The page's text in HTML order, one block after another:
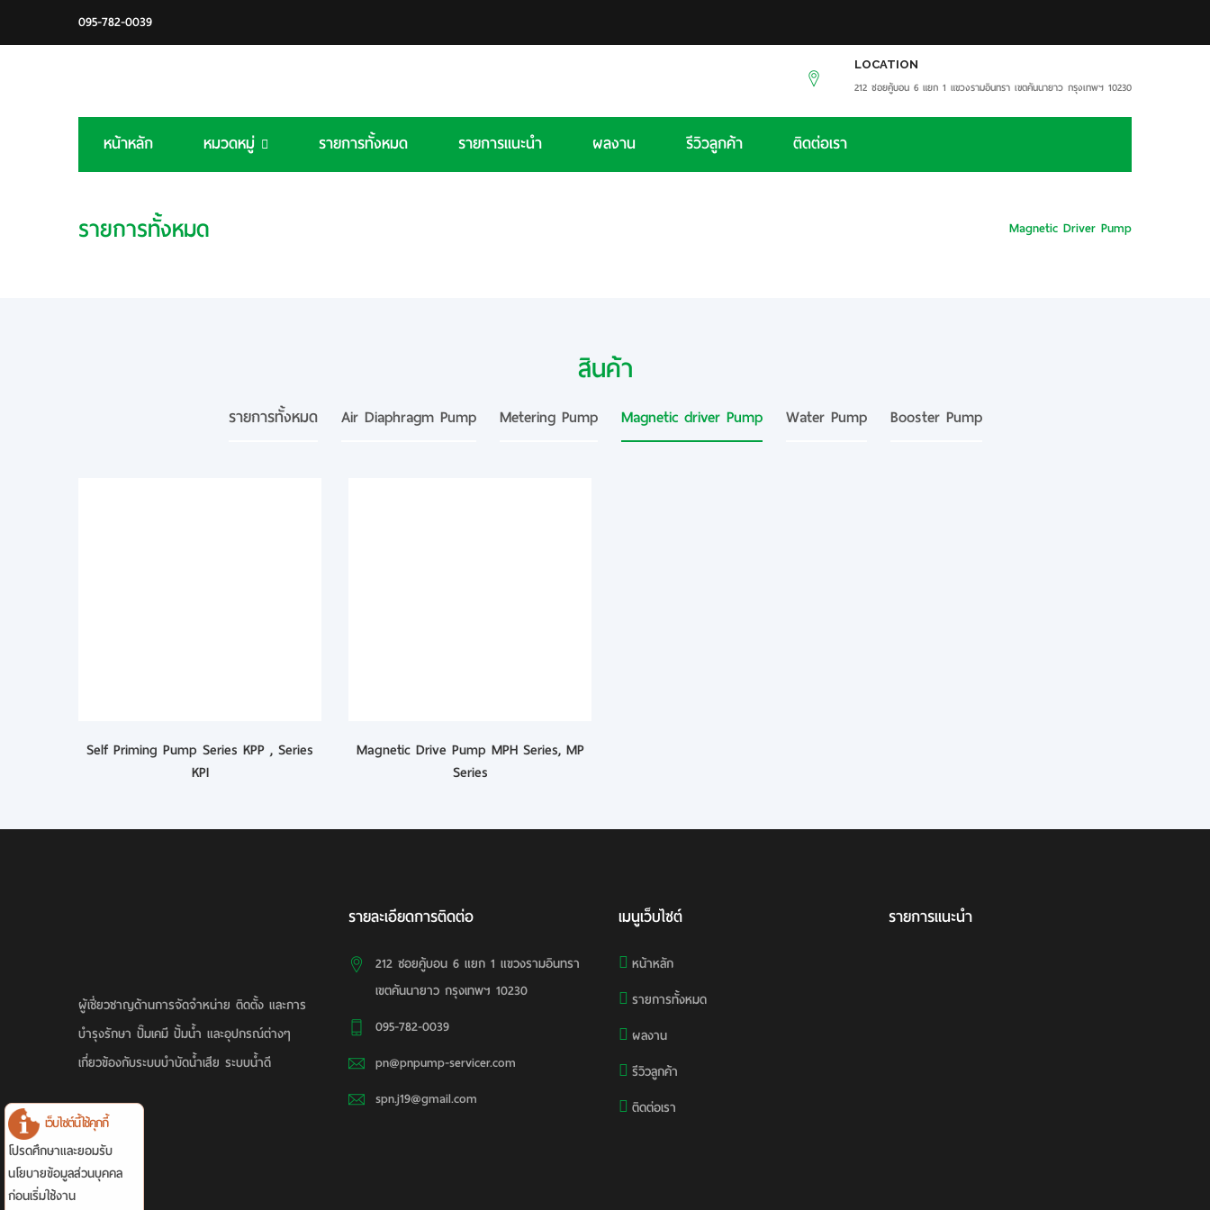
095-782-0039
LOCATION
212 ซอยคู้บอน 6 แยก 1 แขวงรามอินทรา เขตคันนายาว กรุงเทพฯ 10230
หน้าหลัก หมวดหมู่ รายการทั้งหมด รายการแนะนำ ผลงาน รีวิวลูกค้า ติดต่อเรา
รายการทั้งหมด Magnetic Driver Pump
สินค้า
รายการทั้งหมด Air Diaphragm Pump Metering Pump Magnetic driver Pump Water Pump Booster Pump
Self Priming Pump Series KPP , Series
KPI
Magnetic Drive Pump MPH Series, MP
Series
ผู้เชี่ยวชาญด้านการจัดจำหน่าย ติดตั้ง และการ
บำรุงรักษา ปั๊มเคมี ปั้มน้ำ และอุปกรณ์ต่างๆ
เกี่ยวข้องกับระบบบำบัดน้ำเสีย ระบบน้ำดี
รายละเอียดการติดต่อ
212 ซอยคู้บอน 6 แยก 1 แขวงรามอินทรา
เขตคันนายาว กรุงเทพฯ 10230
095-782-0039
pn@pnpump-servicer.com
spn.j19@gmail.com
เมนูเว็บไซต์
หน้าหลัก
รายการทั้งหมด
ผลงาน
รีวิวลูกค้า
ติดต่อเรา
รายการแนะนำ
เว็บไซต์นี้ใช้คุกกี้
โปรดศึกษาและยอมรับ
นโยบายข้อมูลส่วนบุคคล
ก่อนเริ่มใช้งาน